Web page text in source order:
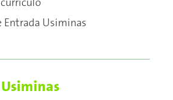
Entrada Usiminas